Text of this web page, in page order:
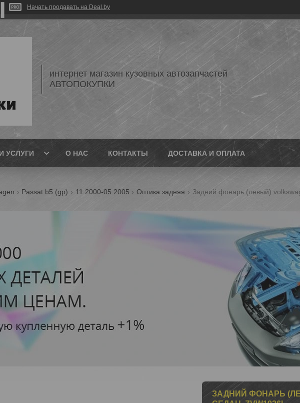
Начать продавать на Deal.by
интернет магазин кузовных автозапчастей
АВТОПОКУПКИ
УСЛУГИ О НАС КОНТАКТЫ ДОСТАВКА И ОПЛАТА
Passat b5 (gp) 11.2000-05.2005 Оптика задняя Задний фонарь (левый)
ЗАДНИЙ ФОНАРЬ